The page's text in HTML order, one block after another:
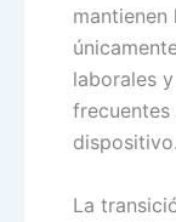
laborales
frecuentes
dispositivo.
La